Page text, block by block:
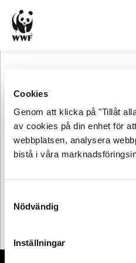
Cookies
Genom att klicka på "Tillåt
av cookies på din enhet för
webbplatsen, analysera
bistå i våra
Nödvändig
Inställningar
Snacka svinniska